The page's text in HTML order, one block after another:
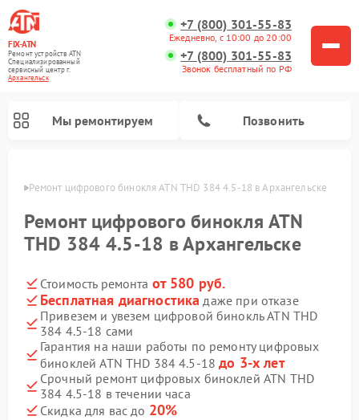
FIX-ATN
Ремонт устройств ATN
Специализированный
cервисный центр г.
Архангельск
+7 (800) 301-55-83
Ежедневно, с 10:00 до 20:00
+7 (800) 301-55-83
Звонок бесплатный по РФ
Мы ремонтируем Позвонить
Ремонт цифрового бинокля ATN THD 384 4.5-18 в Архангельске
Ремонт цифрового бинокля ATN
THD 384 4.5-18 в Архангельске
Стоимость ремонта от 580 руб.
Бесплатная диагностика даже при отказе
Привезем и увезем цифровой бинокль ATN THD
384 4.5-18 сами
Гарантия на наши работы по ремонту цифровых
биноклей ATN THD 384 4.5-18до 3-х лет
Срочный ремонт цифровых биноклей ATN THD
384 4.5-18 в течении часа
Скидка для вас до 20%